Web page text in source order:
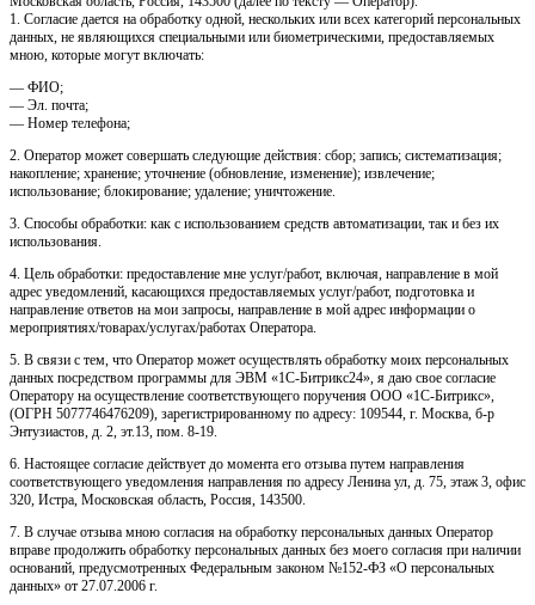
1. Согласие дается на обработку одной, нескольких или всех категорий персональных
данных, не являющихся специальными или биометрическими, предоставляемых
мною, которые могут включать:
— ФИО;
— Эл. почта;
— Номер телефона;
2. Оператор может совершать следующие действия: сбор; запись; систематизация;
накопление; хранение; уточнение (обновление, изменение); извлечение;
использование; блокирование; удаление; уничтожение.
3. Способы обработки: как с использованием средств автоматизации, так и без их
использования.
4. Цель обработки: предоставление мне услуг/работ, включая, направление в мой
адрес уведомлений, касающихся предоставляемых услуг/работ, подготовка и
направление ответов на мои запросы, направление в мой адрес информации о
мероприятиях/товарах/услугах/работах Оператора.
5. В связи с тем, что Оператор может осуществлять обработку моих персональных
данных посредством программы для ЭВМ «1С-Битрикс24», я даю свое согласие
Оператору на осуществление соответствующего поручения ООО «1С-Битрикс»,
(ОГРН 5077746476209), зарегистрированному по адресу: 109544, г. Москва, б-р
Энтузиастов, д. 2, эт.13, пом. 8-19.
6. Настоящее согласие действует до момента его отзыва путем направления
соответствующего уведомления направления по адресу Ленина ул, д. 75, этаж 3, офис
320, Истра, Московская область, Россия, 143500.
7. В случае отзыва мною согласия на обработку персональных данных Оператор
вправе продолжить обработку персональных данных без моего согласия при наличии
оснований, предусмотренных Федеральным законом №152-ФЗ «О персональных
данных» от 27.07.2006 г.